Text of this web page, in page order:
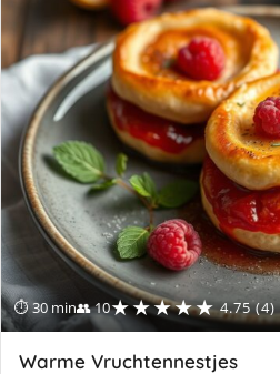
⏱ 30 min👥 10★★★★★ 4.75 (4)
Warme Vruchtennestjes